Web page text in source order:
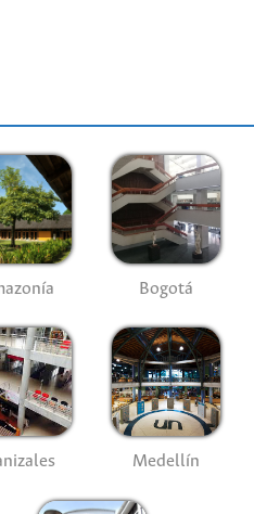
Bogotá
Medellín